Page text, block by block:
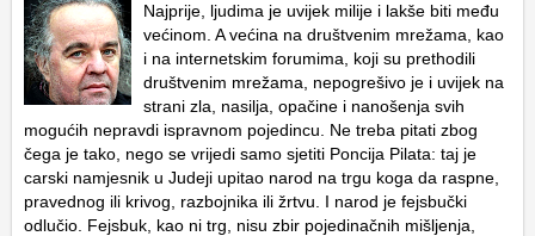
Najprije, ljudima je uvijek milije i lakše biti među
većinom. A većina na društvenim mrežama, kao
i na internetskim forumima, koji su prethodili
društvenim mrežama, nepogrešivo je i uvijek na
strani zla, nasilja, opačine i nanošenja svih
mogućih nepravdi ispravnom pojedincu. Ne treba pitati zbog
čega je tako, nego se vrijedi samo sjetiti Poncija Pilata: taj je
carski namjesnik u Judeji upitao narod na trgu koga da raspne,
pravednog ili krivog, razbojnika ili žrtvu. I narod je fejsbučki
odlučio. Fejsbuk, kao ni trg, nisu zbir pojedinačnih mišljenja,